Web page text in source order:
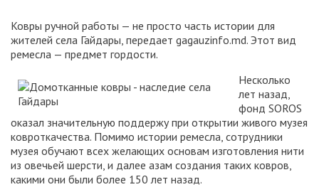
Ковры ручной работы — не просто часть истории для
жителей села Гайдары, передает gagauzinfo.md. Этот вид
ремесла — предмет гордости.
Несколько
лет назад,
фонд SOROS
оказал значительную поддержу при открытии живого музея
ковроткачества. Помимо истории ремесла, сотрудники
музея обучают всех желающих основам изготовления нити
из овечьей шерсти, и далее азам создания таких ковров,
какими они были более 150 лет назад.